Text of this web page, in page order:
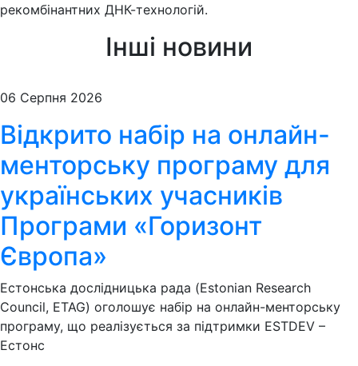
рекомбінантних ДНК-технологій.
Інші новини
06 Серпня 2026
Відкрито набір на онлайн-
менторську програму для
українських учасників
Програми «Горизонт
Європа»
Естонська дослідницька рада (Estonian Research
Council, ETAG) оголошує набір на онлайн-менторську
програму, що реалізується за підтримки ESTDEV –
Естонс